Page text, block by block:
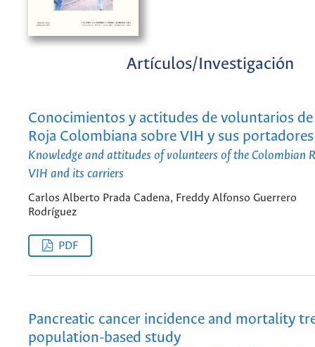
Artículos/Investigación
Conocimientos y actitudes de voluntarios
Roja Colombiana sobre VIH y sus portadores
Knowledge and attitudes of volunteers of the Colombian
VIH and its carriers
Carlos Alberto Prada Cadena, Freddy Alfonso Guerrero
Rodríguez
PDF
Pancreatic cancer incidence and mortality
population-based study